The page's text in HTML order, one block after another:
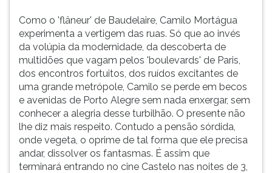
Como o 'flâneur' de Baudelaire, Camilo Mortágua
experimenta a vertigem das ruas. Só que ao invés
da volúpia da modernidade, da descoberta de
multidões que vagam pelos 'boulevards' de Paris,
dos encontros fortuitos, dos ruídos excitantes de
uma grande metrópole, Camilo se perde em becos
e avenidas de Porto Alegre sem nada enxergar, sem
conhecer a alegria desse turbilhão. O presente não
lhe diz mais respeito. Contudo a pensão sórdida,
onde vegeta, o oprime de tal forma que ele precisa
andar, dissolver os fantasmas. É assim que
terminará entrando no cine Castelo nas noites de 3,